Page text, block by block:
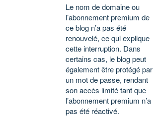
Le nom de domaine ou
l’abonnement premium de
ce blog n’a pas été
renouvelé, ce qui explique
cette interruption. Dans
certains cas, le blog peut
également être protégé par
un mot de passe, rendant
son accès limité tant que
l’abonnement premium n’a
pas été réactivé.